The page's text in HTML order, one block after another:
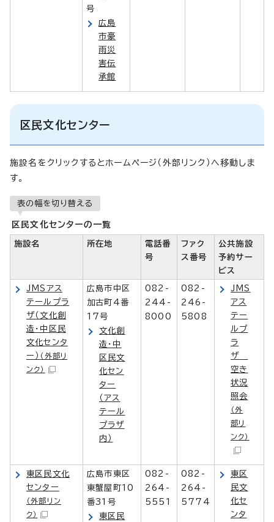
号
広島
市豪
雨災
害伝
承館
区民文化センター
施設名をクリックするとホームページ（外部リンク）へ移動しま
す。
表の幅を切り替える
区民文化センターの一覧
施設名 所在地
電話番
号
ファク
ス番号
公共施設
予約サー
ビス
JMSアス
テールプラ
ザ（文化創
造・中区民
文化センタ
ー） （外部リ
ンク）
広島市中区
加古町4番
17号
文化創
造・中
区民文
化セン
ター
（アス
テール
プラザ
内）
082-
244-
8000
082-
246-
5808
JMS
アス
テー
ルプ
ラ
ザ
空き
状況
照会
（外
部リ
ンク）
東区民文化
センター
（外部リン
ク）
広島市東区
東蟹屋町10
番31号
東区民
082-
264-
5551
082-
264-
5774
東区
民文
化セ
ンタ